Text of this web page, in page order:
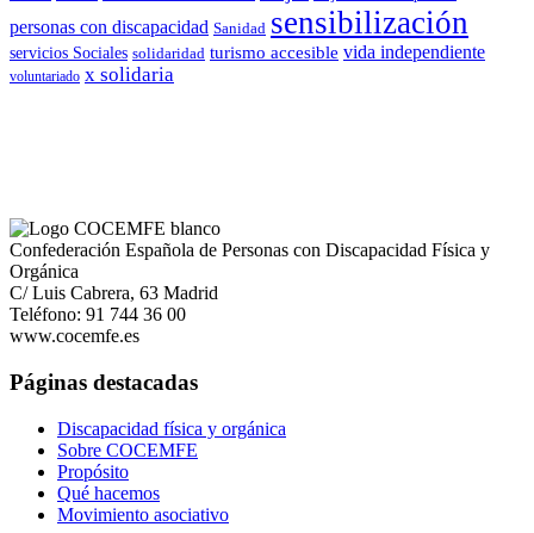
personas con discapacidad Sanidad sensibilización
servicios Sociales solidaridad turismo accesible vida independiente
voluntariado x solidaria
Confederación Española de Personas con Discapacidad Física y
Orgánica
C/ Luis Cabrera, 63 Madrid
Teléfono: 91 744 36 00
www.cocemfe.es
Páginas destacadas
Discapacidad física y orgánica
Sobre COCEMFE
Propósito
Qué hacemos
Movimiento asociativo